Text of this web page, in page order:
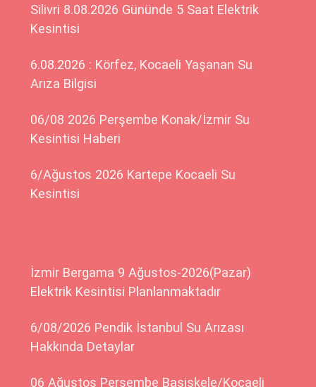
Silivri 8.08.2026 Gününde 5 Saat Elektrik
Kesintisi
6.08.2026 : Körfez, Kocaeli Yaşanan Su
Arıza Bilgisi
06/08 2026 Perşembe Konak/İzmir Su
Kesintisi Haberi
6/Ağustos 2026 Kartepe Kocaeli Su
Kesintisi
İzmir Bergama 9 Ağustos-2026(Pazar)
Elektrik Kesintisi Planlanmaktadır
6/08/2026 Pendik İstanbul Su Arızası
Hakkında Detaylar
06 Ağustos Perşembe Başiskele/Kocaeli